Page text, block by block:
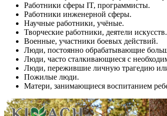
Работники сферы IT, программисты.
Работники инженерной сферы.
Научные работники, учёные.
Творческие работники, деятели искусств.
Военные, участники боевых действий.
Люди, постоянно обрабатывающие
Люди, часто сталкивающиеся с
Люди, пережившие личную трагедию
Пожилые люди.
Матери, занимающиеся воспитанием